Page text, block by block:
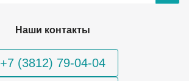
Наши контакты
+7 (3812) 79-04-04